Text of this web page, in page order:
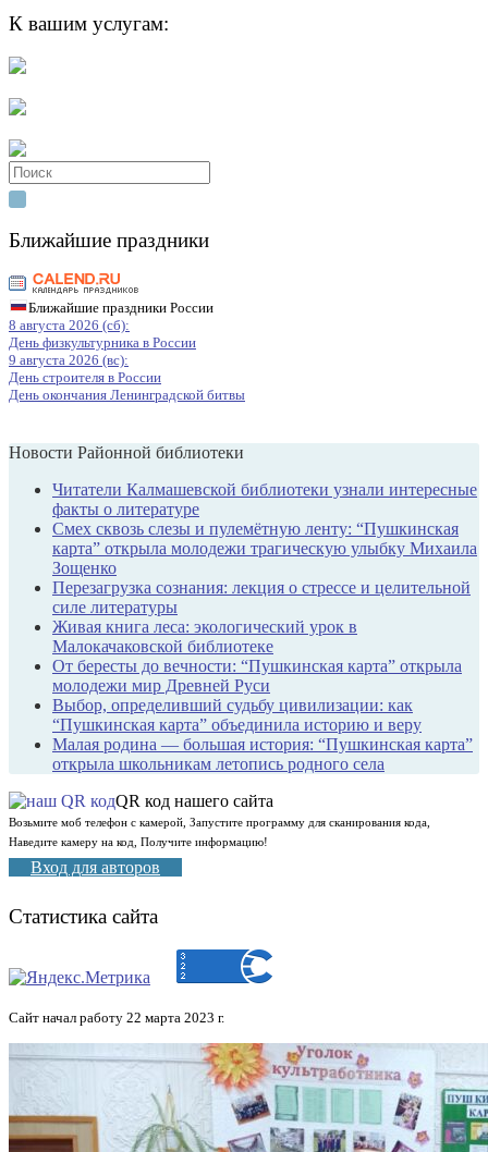
К вашим услугам:
Search
for:
Ближайшие праздники
Ближайшие праздники России
8 августа 2026 (сб):
День физкультурника в России
9 августа 2026 (вс):
День строителя в России
День окончания Ленинградской битвы
Новости Районной библиотеки
Читатели Калмашевской библиотеки узнали интересные
факты о литературе
Смех сквозь слезы и пулемётную ленту: “Пушкинская
карта” открыла молодежи трагическую улыбку Михаила
Зощенко
Перезагрузка сознания: лекция о стрессе и целительной
силе литературы
Живая книга леса: экологический урок в
Малокачаковской библиотеке
От бересты до вечности: “Пушкинская карта” открыла
молодежи мир Древней Руси
Выбор, определивший судьбу цивилизации: как
“Пушкинская карта” объединила историю и веру
Малая родина — большая история: “Пушкинская карта”
открыла школьникам летопись родного села
QR код нашего сайта
Возьмите моб телефон с камерой, Запустите программу для сканирования кода,
Наведите камеру на код, Получите информацию!
Вход для авторов
Статистика сайта
Сайт начал работу 22 марта 2023 г.